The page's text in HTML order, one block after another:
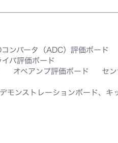
ンバータ（ADC）評価ボード
イバ評価ボード
オペアンプ評価ボード
セ
モンストレーションボード、キ